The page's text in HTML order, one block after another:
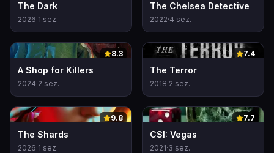
The Dark
2026·1 sez.
The Chelsea Detective
2022·4 sez.
0 8.3
A Shop for Killers
2024·2 sez.
0 7.4
The Terror
2018·2 sez.
0 9.8
The Shards
2026·1 sez.
0 7.7
CSI: Vegas
2021·3 sez.